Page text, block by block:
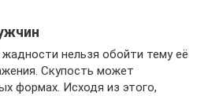
нельзя обойти тему её
Скупость может
формах. Исходя из этого,